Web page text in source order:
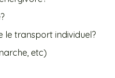
le transport individuel?
etc)